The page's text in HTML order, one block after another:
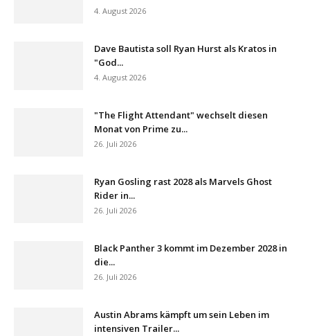
4. August 2026
Dave Bautista soll Ryan Hurst als Kratos in
"God...
4. August 2026
"The Flight Attendant" wechselt diesen
Monat von Prime zu...
26. Juli 2026
Ryan Gosling rast 2028 als Marvels Ghost
Rider in...
26. Juli 2026
Black Panther 3 kommt im Dezember 2028 in
die...
26. Juli 2026
Austin Abrams kämpft um sein Leben im
intensiven Trailer...